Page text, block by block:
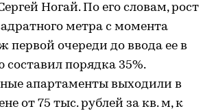
Ногай. По его словам, рост
метра с момента
первой очереди до ввода ее в
составил порядка 35%.
апартаменты выходили в
от 75 тыс. рублей за кв. м, к